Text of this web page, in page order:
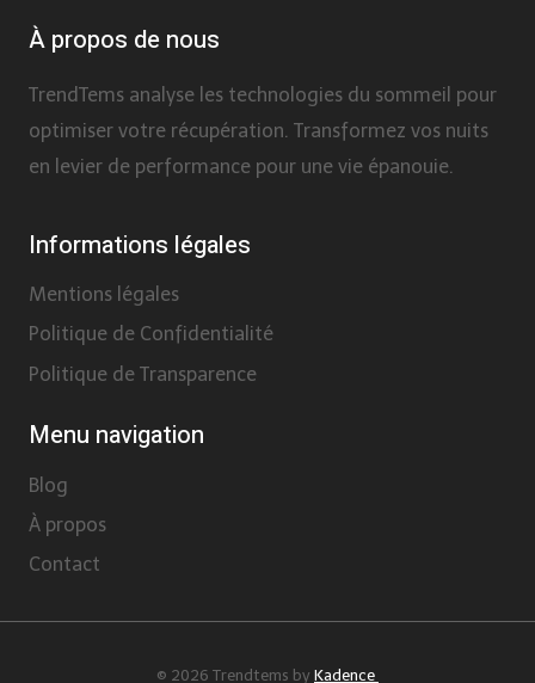
À propos de nous
TrendTems analyse les technologies du sommeil pour
optimiser votre récupération. Transformez vos nuits
en levier de performance pour une vie épanouie.
Informations légales
Mentions légales
Politique de Confidentialité
Politique de Transparence
Menu navigation
Blog
À propos
Contact
© 2026 Trendtems by Kadence